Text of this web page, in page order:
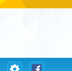
Toggle